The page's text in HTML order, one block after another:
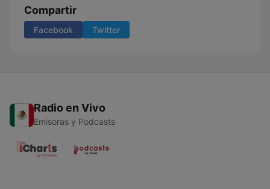
Compartir
Facebook Twitter
Radio en Vivo
Emisoras y Podcasts